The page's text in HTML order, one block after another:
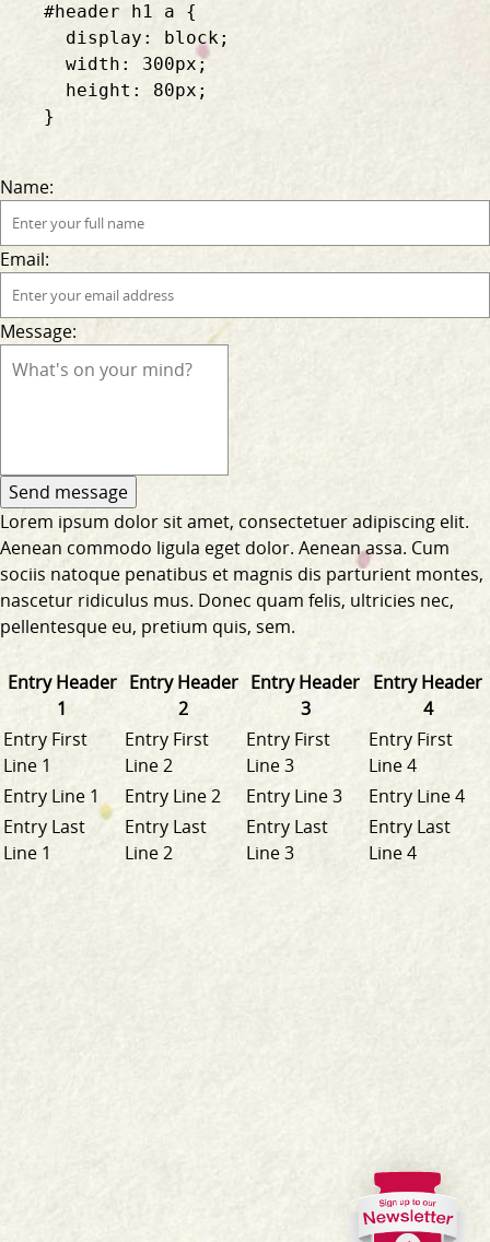
    #header h1 a {
      display: block;
      width: 300px;
      height: 80px;
    }
Name:
Email:
Message:
Lorem ipsum dolor sit amet, consectetuer adipiscing elit.
Aenean commodo ligula eget dolor. Aenean assa. Cum
sociis natoque penatibus et magnis dis parturient montes,
nascetur ridiculus mus. Donec quam felis, ultricies nec,
pellentesque eu, pretium quis, sem.
Entry Header
1
Entry Header
2
Entry Header
3
Entry Header
4
Entry First
Line 1
Entry First
Line 2
Entry First
Line 3
Entry First
Line 4
Entry Line 1
Entry Line 2 Entry Line 3
Entry Line 4
Entry Last
Line 1
Entry Last
Line 2
Entry Last
Line 3
Entry Last
Line 4